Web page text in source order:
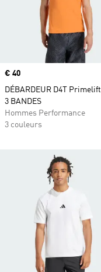
Prix
€ 40
DÉBARDEUR D4T Primelift
3 BANDES
Hommes Performance
3 couleurs